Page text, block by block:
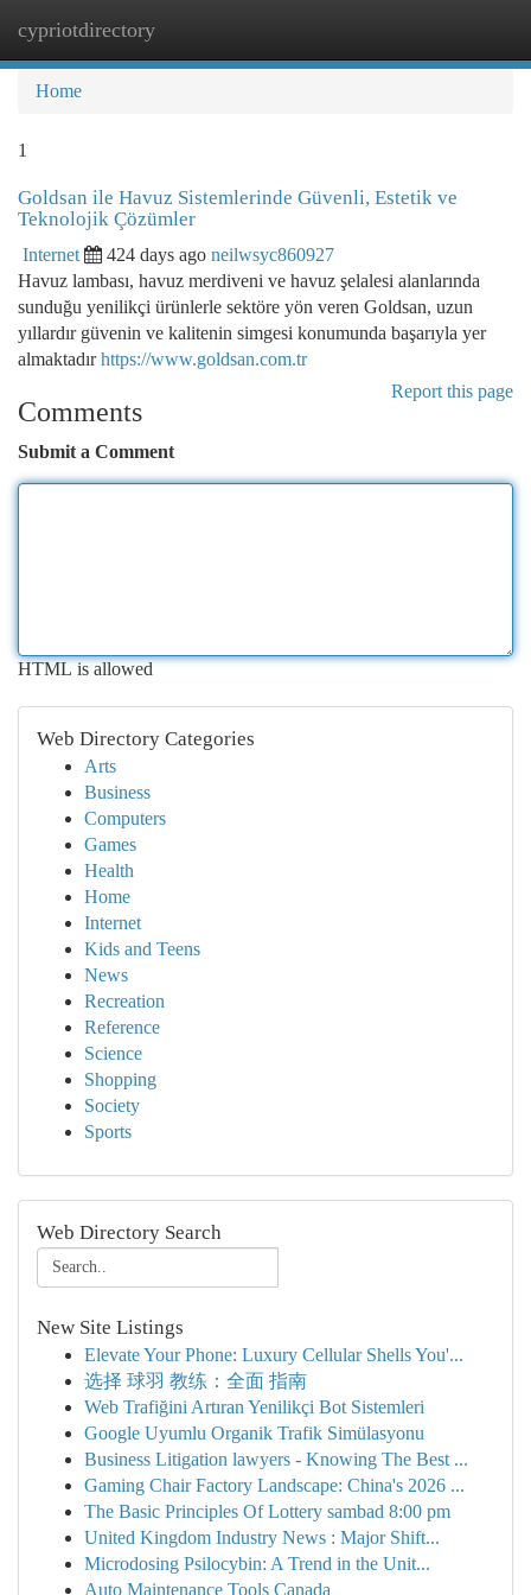
cypriotdirectory
Home
1
Goldsan ile Havuz Sistemlerinde Güvenli, Estetik ve
Teknolojik Çözümler
Internet 424 days ago neilwsyc860927
Havuz lambası, havuz merdiveni ve havuz şelalesi alanlarında
sunduğu yenilikçi ürünlerle sektöre yön veren Goldsan, uzun
yıllardır güvenin ve kalitenin simgesi konumunda başarıyla yer
almaktadırhttps://www.goldsan.com.tr
Report this page
Comments
Submit a Comment
HTML is allowed
Web Directory Categories
Arts
Business
Computers
Games
Health
Home
Internet
Kids and Teens
News
Recreation
Reference
Science
Shopping
Society
Sports
Web Directory Search
New Site Listings
Elevate Your Phone: Luxury Cellular Shells You'...
选择 球羽 教练：全面 指南
Web Trafiğini Artıran Yenilikçi Bot Sistemleri
Google Uyumlu Organik Trafik Simülasyonu
Business Litigation lawyers - Knowing The Best ...
Gaming Chair Factory Landscape: China's 2026 ...
The Basic Principles Of Lottery sambad 8:00 pm
United Kingdom Industry News : Major Shift...
Microdosing Psilocybin: A Trend in the Unit...
Auto Maintenance Tools Canada